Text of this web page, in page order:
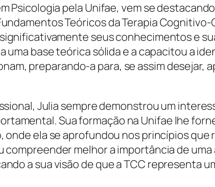
Psicologia pela Unifae, vem se
Teóricos da Terapia
seus conhecimentos e
base teórica sólida e a capacitou a
preparando-a para, se assim desejar,
Julia sempre demonstrou um
Sua formação na Unifae lhe
onde ela se aprofundou nos princípios que
melhor a importância de
a sua visão de que a TCC representa